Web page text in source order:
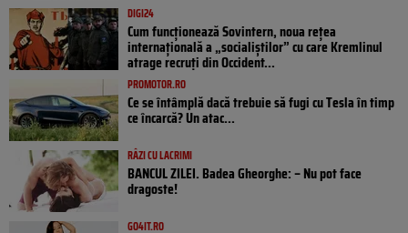
DIGI24
Cum funcționează Sovintern, noua rețea
internațională a „socialiștilor” cu care Kremlinul
atrage recruți din Occident...
PROMOTOR.RO
Ce se întâmplă dacă trebuie să fugi cu Tesla în timp
ce încarcă? Un atac...
RÂZI CU LACRIMI
BANCUL ZILEI. Badea Gheorghe: – Nu pot face
dragoste!
GO4IT.RO